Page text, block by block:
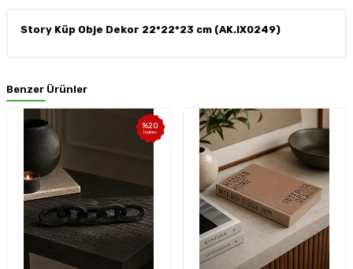
Story Küp Obje Dekor 22*22*23 cm (AK.IX0249)
Benzer Ürünler
%20
İndirim